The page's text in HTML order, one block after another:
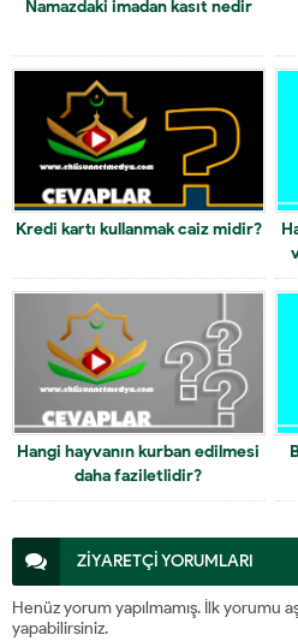
Namazdaki imadan kasıt nedir
Kredi kartı kullanmak caiz midir?
Hangi hayvanın kurban edilmesi
daha faziletlidir?
ZİYARETÇİ YORUMLARI
Henüz yorum yapılmamış. İlk yorumu
yapabilirsiniz.